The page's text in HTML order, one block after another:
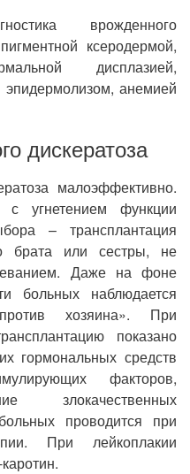
врожденного
ксеродермой,
дисплазией,
анемией
дискератоза
малоэффективно.
угнетением функции
– трансплантация
брата или сестры, не
Даже на фоне
больных наблюдается
хозяина». При
показано
гормональных средств
факторов,
злокачественных
проводится при
При лейкоплакии